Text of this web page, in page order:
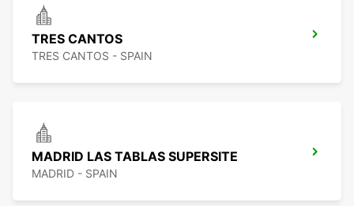
TRES CANTOS
TRES CANTOS - SPAIN
MADRID LAS TABLAS SUPERSITE
MADRID - SPAIN